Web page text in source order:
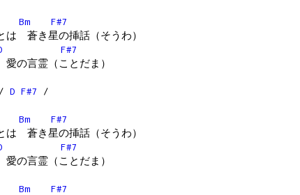
Bm
F#7
は 蒼き星の挿話（そうわ）
F#7
の言霊（ことだま）
D F#7 /
Bm
F#7
は 蒼き星の挿話（そうわ）
F#7
の言霊（ことだま）
Bm
F#7